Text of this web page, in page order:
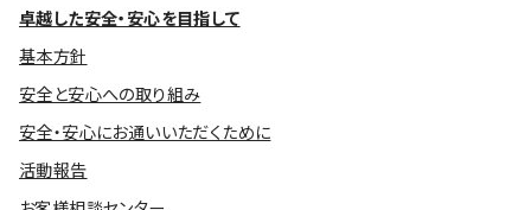
卓越した安全・安心を目指して
基本方針
安全と安心への取り組み
安全・安心にお通いいただくために
活動報告